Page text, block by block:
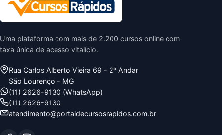
Uma plataforma com mais de 2.200 cursos online com
taxa única de acesso vitalício.
Rua Carlos Alberto Vieira 69 - 2º Andar
São Lourenço - MG
(11) 2626-9130 (WhatsApp)
(11) 2626-9130
atendimento@portaldecursosrapidos.com.br